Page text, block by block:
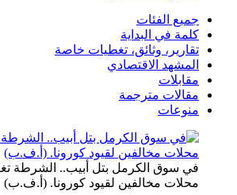
جميع الفئات
كلمة في البداية
تقارير، وثائق، تغطيات خاصة
المشهد الاقتصادي
مقابلات
مقالات مترجمة
منوعات
في سوق الكرمل بتل أبيب.. الشرطة
محلات مخالفين لقيود كورونا. (أ.ف.ب)